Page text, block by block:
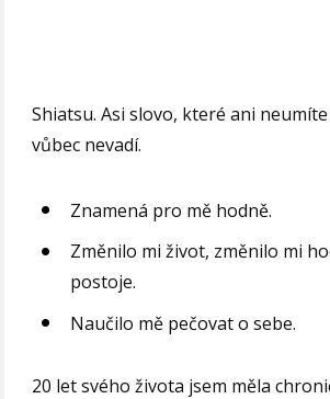
Shiatsu. Asi slovo, které ani
vůbec nevadí.
Znamená pro mě hodně.
Změnilo mi život, změnilo mi
postoje.
Naučilo mě pečovat o sebe.
20 let svého života jsem měla